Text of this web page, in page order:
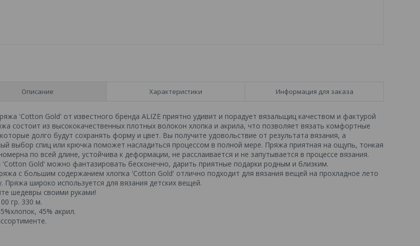
Описание Характеристики Информация для заказа
'Cotton Gold' от известного бренда ALIZE приятно удивит и порадует вязальщиц качеством и фактурой
состоит из высококачественных плотных волокон хлопка и акрила, что позволяет вязать комфортные
долго будут сохранять форму и цвет. Вы получите удовольствие от результата вязания, а
выбор спиц или крючка поможет насладиться процессом в полной мере. Пряжа приятная на ощупь, тонкая
по всей длине, устойчива к деформации, не расслаивается и не запутывается в процессе вязания.
Gold' можно фантазировать бесконечно, дарить приятные подарки родным и близким.
с большим содержанием хлопка 'Cotton Gold' отлично подходит для вязания вещей на прохладное лето
Пряжа широко используется для вязания детских вещей.
шедевры своими руками!
гр. 330 м.
45% акрил.